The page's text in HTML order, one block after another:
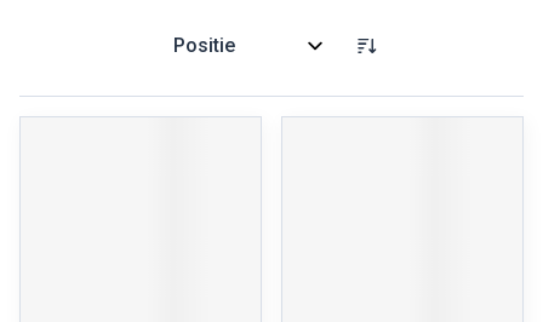
Sorteer op: